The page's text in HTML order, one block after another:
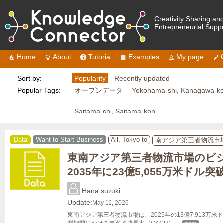
Creativity Sharing
Entrepreneurial
Home About Tutorial Examples My page
Sort by: Popularity
Recently updated
Popular Tags:
オープンデータ Yokohama-shi, Kanagawa-
Saitama-shi, Saitama-ken
Data Want to Start Business All, Tokyo-to 南アジア第三者物流市
東南アジア第三者物流市場のビ
2035年に23億5,055万米ドル突
Hana suzuki
Update: May 12, 2026
東南アジア第三者物流市場は、2025年の13億7,913万米